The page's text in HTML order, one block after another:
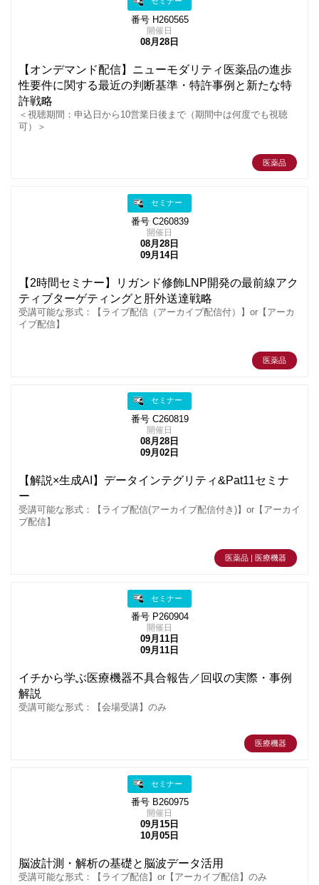
番号 H260565
開催日
08月28日
【オンデマンド配信】ニューモダリティ医薬品の進歩
性要件に関する最近の判断基準・特許事例と新たな特
許戦略
＜視聴期間：申込日から10営業日後まで（期間中は何度でも視聴
可）＞
医薬品
セミナー
番号 C260839
開催日
08月28日
09月14日
【2時間セミナー】リガンド修飾LNP開発の最前線アク
ティブターゲティングと肝外送達戦略
受講可能な形式：【ライブ配信（アーカイブ配信付）】or【アーカ
イブ配信】
医薬品
セミナー
番号 C260819
開催日
08月28日
09月02日
【解説×生成AI】データインテグリティ&Pat11セミナ
ー
受講可能な形式：【ライブ配信(アーカイブ配信付き)】or【アーカイ
ブ配信】
医薬品 | 医療機器
セミナー
番号 P260904
開催日
09月11日
09月11日
イチから学ぶ医療機器不具合報告／回収の実際・事例
解説
受講可能な形式：【会場受講】のみ
医療機器
セミナー
番号 B260975
開催日
09月15日
10月05日
脳波計測・解析の基礎と脳波データ活用
受講可能な形式：【ライブ配信】or【アーカイブ配信】のみ